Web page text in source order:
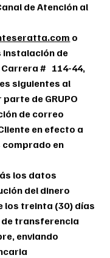
de Atención al
o
instalación de
Carrera # 114-44,
siguientes al
de GRUPO
de correo
en efecto a
comprado en
los datos
del dinero
los treinta (30) días
transferencia
enviando